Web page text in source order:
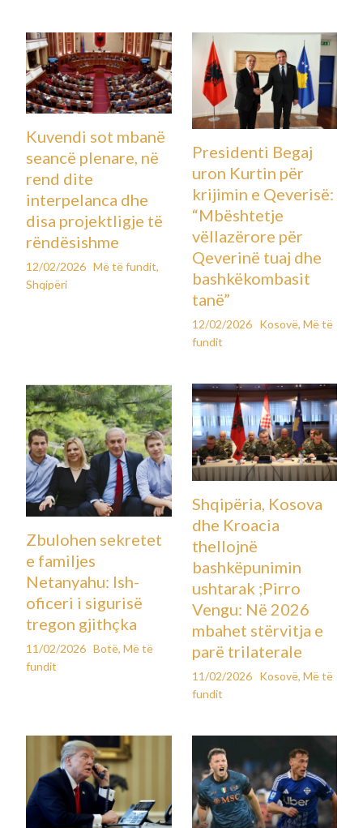
Kuvendi sot mbanë
seancë plenare, në
rend dite
interpelanca dhe
disa projektligje të
rëndësishme
12/02/2026 Më të fundit,
Shqipëri
Presidenti Begaj
uron Kurtin për
krijimin e Qeverisë:
“Mbështetje
vëllazërore për
Qeverinë tuaj dhe
bashkëkombasit
tanë”
12/02/2026 Kosovë, Më të
fundit
Zbulohen sekretet
e familjes
Netanyahu: Ish-
oficeri i sigurisë
tregon gjithçka
11/02/2026 Botë,Më të
fundit
Shqipëria, Kosova
dhe Kroacia
thellojnë
bashkëpunimin
ushtarak ;Pirro
Vengu: Në 2026
mbahet stërvitja e
parë trilaterale
11/02/2026 Kosovë, Më të
fundit